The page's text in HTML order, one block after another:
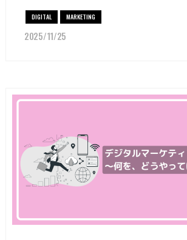
DIGITAL MARKETING
2025/11/25